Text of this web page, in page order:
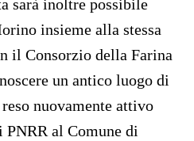
sarà inoltre possibile
insieme alla stessa
il Consorzio della Farina
un antico luogo di
nuovamente attivo
al Comune di